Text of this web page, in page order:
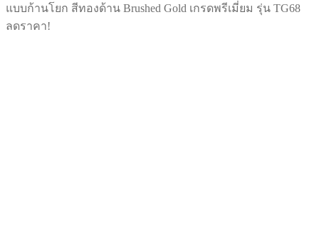
แบบก้านโยก สีทองด้าน Brushed Gold เกรดพรีเมี่ยม รุ่น TG68
ลดราคา!